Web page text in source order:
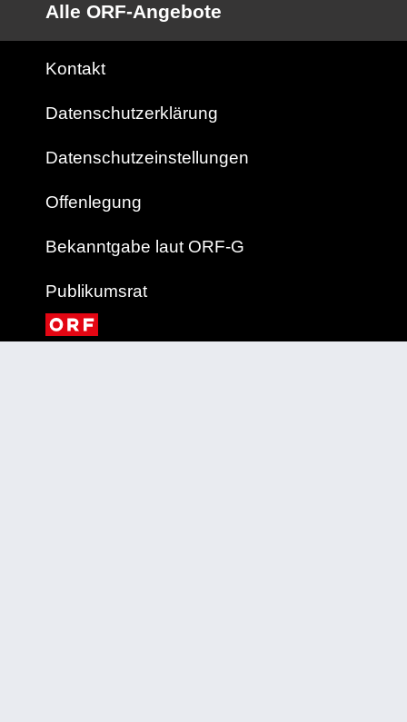
Alle ORF-Angebote
Kontakt
Datenschutzerklärung
Datenschutzeinstellungen
Offenlegung
Bekanntgabe laut ORF-G
Publikumsrat